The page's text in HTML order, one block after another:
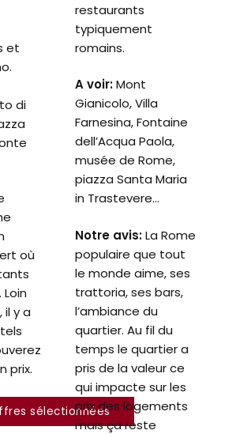
et
di
où
y a
prix.
sélectionnées
restaurants
typiquement
romains.
A voir:Mont
Gianicolo, Villa
Farnesina, Fontaine
dell’Acqua Paola,
musée de Rome,
piazza Santa Maria
in Trastevere…
Notre avis:La Rome
populaire que tout
le monde aime, ses
trattoria, ses bars,
l’ambiance du
quartier. Au fil du
temps le quartier a
pris de la valeur ce
qui impacte sur les
prix des logements
mais ça reste